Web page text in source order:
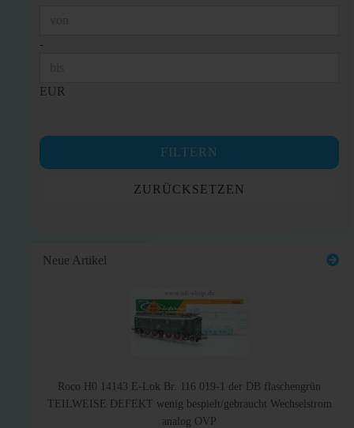
-
EUR
FILTERN
ZURÜCKSETZEN
Neue Artikel
Roco H0 14143 E-Lok Br. 116 019-1 der DB flaschengrün
TEILWEISE DEFEKT wenig bespielt/gebraucht Wechselstrom
analog OVP